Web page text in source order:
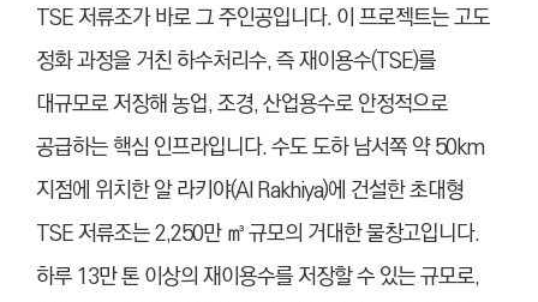
TSE 저류조가 바로 그 주인공입니다. 이 프로젝트는 고도
정화 과정을 거친 하수처리수, 즉 재이용수(TSE)를
대규모로 저장해 농업, 조경, 산업용수로 안정적으로
공급하는 핵심 인프라입니다. 수도 도하 남서쪽 약 50km
지점에 위치한 알 라키야(Al Rakhiya)에 건설한 초대형
TSE 저류조는 2,250만 ㎥ 규모의 거대한 물창고입니다.
하루 13만 톤 이상의 재이용수를 저장할 수 있는 규모로,